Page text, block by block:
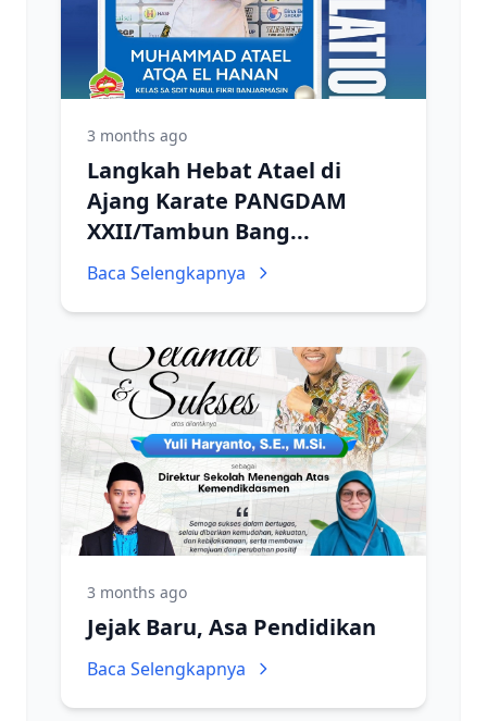
3 months ago
Langkah Hebat Atael di
Ajang Karate PANGDAM
XXII/Tambun Bang...
Baca Selengkapnya
3 months ago
Jejak Baru, Asa Pendidikan
Baca Selengkapnya